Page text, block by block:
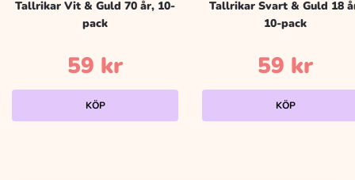
Tallrikar Vit & Guld 70 år, 10-
pack
59 kr
KÖP
Tallrikar Svart & Guld 18
10-pack
59 kr
KÖP